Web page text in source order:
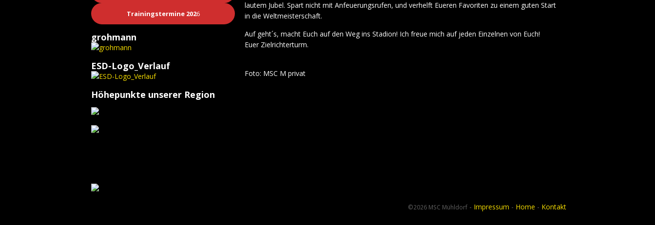
lautem Jubel. Spart nicht mit Anfeuerungsrufen, und verhelft Eueren Favoriten zu einem guten Start
in die Weltmeisterschaft.
Auf geht´s, macht Euch auf den Weg ins Stadion! Ich freue mich auf jeden Einzelnen von Euch!
Euer Zielrichterturm.
Foto: MSC M privat
Trainingstermine 2026
grohmann
ESD-Logo_Verlauf
Höhepunkte unserer Region
©2026 MSC Mühldorf - Impressum - Home - Kontakt